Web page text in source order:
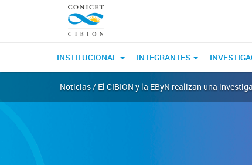
INSTITUCIONAL INTEGRANTES
Noticias / El CIBION y la EByN realizan una